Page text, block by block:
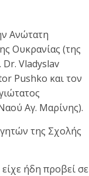
Ανώτατη
Ουκρανίας (της
Vladyslav
Pushko και τον
Αγ. Μαρίνης).
της Σχολής
ήδη προβεί σε